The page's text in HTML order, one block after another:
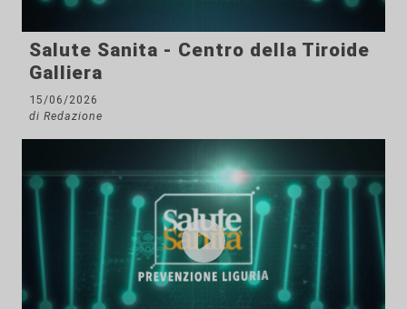
Salute Sanita - Centro della Tiroide
Galliera
15/06/2026
di Redazione